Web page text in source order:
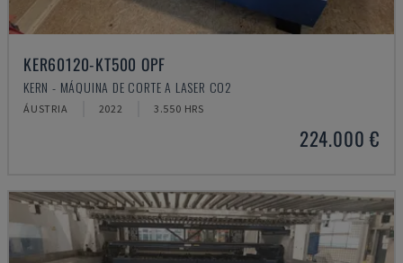
KER60120-KT500 OPF
KERN - MÁQUINA DE CORTE A LASER CO2
ÁUSTRIA 2022 3.550 HRS
224.000 €